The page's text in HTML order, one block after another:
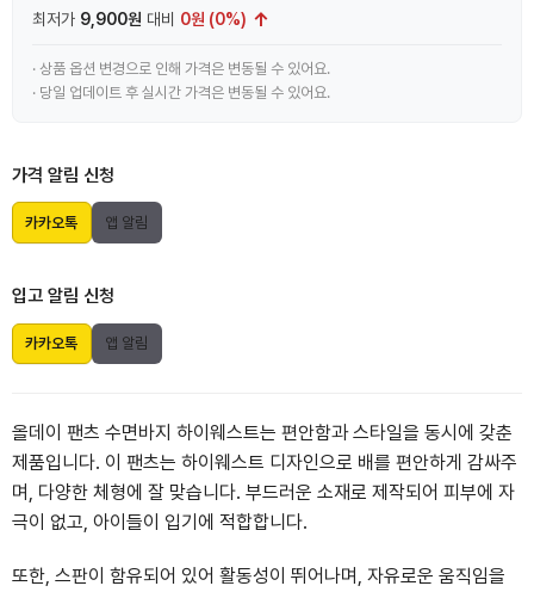
최저가 9,900원 대비 0원 (0%) ↑
· 상품 옵션 변경으로 인해 가격은 변동될 수 있어요.
· 당일 업데이트 후 실시간 가격은 변동될 수 있어요.
가격 알림 신청
카카오톡 앱 알림
입고 알림 신청
카카오톡 앱 알림
올데이 팬츠 수면바지 하이웨스트는 편안함과 스타일을 동시에 갖춘
제품입니다. 이 팬츠는 하이웨스트 디자인으로 배를 편안하게 감싸주
며, 다양한 체형에 잘 맞습니다. 부드러운 소재로 제작되어 피부에 자
극이 없고, 아이들이 입기에 적합합니다.
또한, 스판이 함유되어 있어 활동성이 뛰어나며, 자유로운 움직임을